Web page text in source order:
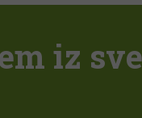
iz